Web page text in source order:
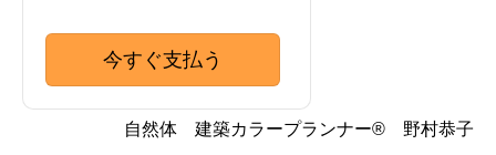
今すぐ支払う
自然体 建築カラープランナー® 野村恭子